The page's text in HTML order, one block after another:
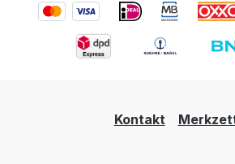
Kontakt